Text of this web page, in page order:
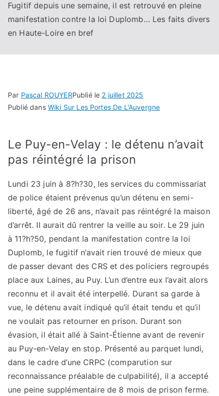
Fugitif depuis une semaine, il est retrouvé en pleine
manifestation contre la loi Duplomb… Les faits divers
en Haute-Loire en bref
Par Pascal ROUYERPublié le 2 juillet 2025
Publié dans Wiki Sur Les Portes De L'Auvergne
Le Puy-en-Velay : le détenu n’avait
pas réintégré la prison
Lundi 23 juin à 8?h?30, les services du commissariat
de police étaient prévenus qu’un détenu en semi-
liberté, âgé de 26 ans, n’avait pas réintégré la maison
d’arrêt. Il aurait dû rentrer la veille au soir. Le 29 juin
à 11?h?50, pendant la manifestation contre la loi
Duplomb, le fugitif n’avait rien trouvé de mieux que
de passer devant des CRS et des policiers regroupés
place aux Laines, au Puy. L’un d’entre eux l’avait alors
reconnu et il avait été interpellé. Durant sa garde à
vue, le détenu avait indiqué qu’il était tendu et qu’il
ne voulait pas retourner en prison. Durant son
évasion, il était allé à Saint-Étienne avant de revenir
au Puy-en-Velay en stop. Présenté au parquet lundi,
dans le cadre d’une CRPC (comparution sur
reconnaissance préalable de culpabilité), il a accepté
une peine supplémentaire de 8 mois de prison ferme.